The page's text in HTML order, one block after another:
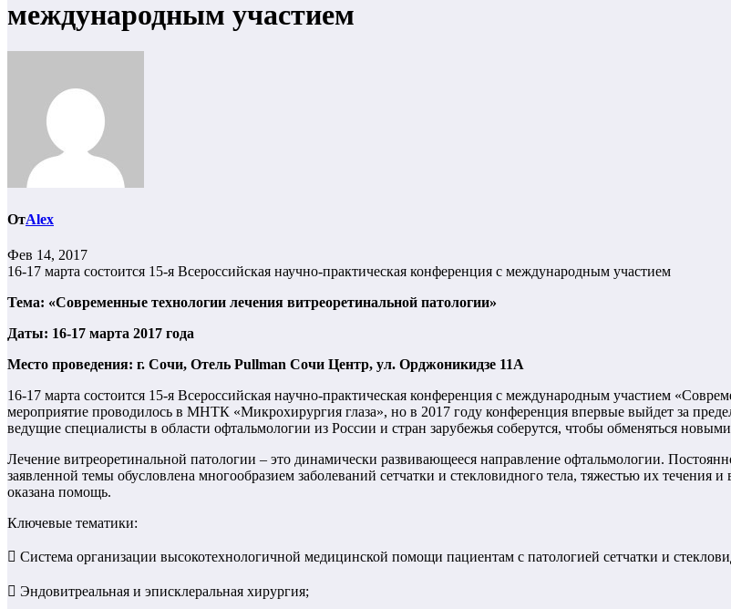
международным участием
ОтAlex
Фев 14, 2017
16-17 марта состоится 15-я Всероссийская научно-практическая конференция с международным участием
Тема: «Современные технологии лечения витреоретинальной патологии»
Даты: 16-17 марта 2017 года
Место проведения: г. Сочи, Отель Pullman Сочи Центр, ул. Орджоникидзе 11A
16-17 марта состоится 15-я Всероссийская научно-практическая конференция с международным участием
мероприятие проводилось в МНТК «Микрохирургия глаза», но в 2017 году конференция впервые выйдет за
ведущие специалисты в области офтальмологии из России и стран зарубежья соберутся, чтобы обменяться
Лечение витреоретинальной патологии – это динамически развивающееся направление офтальмологии.
заявленной темы обусловлена многообразием заболеваний сетчатки и стекловидного тела, тяжестью их
оказана помощь.
Ключевые тематики:
 Система организации высокотехнологичной медицинской помощи пациентам с патологией сетчатки и
 Эндовитреальная и эписклеральная хирургия;